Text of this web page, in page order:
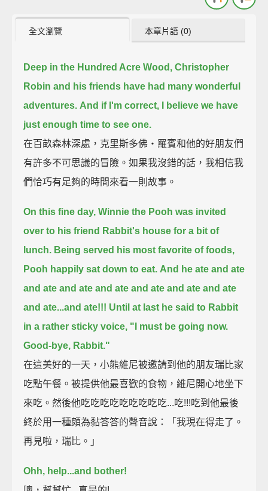
全文瀏覽 本章片語 (0)
Deep in the Hundred Acre Wood, Christopher
Robin and his friends have had many wonderful
adventures. And if I'm correct, I believe we have
just enough time to see one.
在百畝森林深處，克里斯多佛‧羅賓和他的好朋友們
有許多不可思議的冒險。如果我沒錯的話，我相信我
們恰巧有足夠的時間來看一則故事。
On this fine day, Winnie the Pooh was invited
over to his friend Rabbit's house for a bit of
lunch. Being served his most favorite of foods,
Pooh happily sat down to eat. And he ate and ate
and ate and ate and ate and ate and ate and ate
and ate...and ate!!! Until at last he said to Rabbit
in a rather sticky voice, "I must be going now.
Good-bye, Rabbit."
在這美好的一天，小熊維尼被邀請到他的朋友瑞比家
吃點午餐。被提供他最喜歡的食物，維尼開心地坐下
來吃。然後他吃吃吃吃吃吃吃吃吃...吃!!!吃到他最後
終於用一種頗為黏答答的聲音說：「我現在得走了。
再見啦，瑞比。」
Ohh, help...and bother!